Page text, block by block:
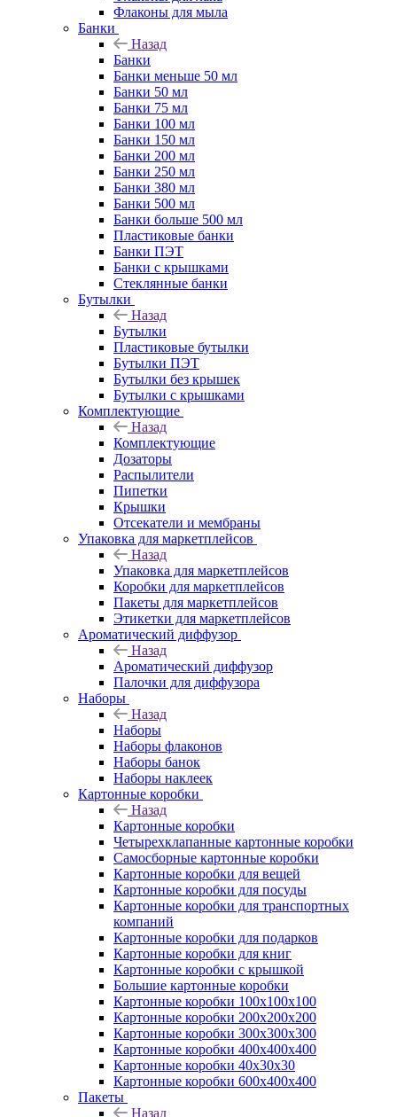
Флаконы для мыла
Банки
Назад
Банки
Банки меньше 50 мл
Банки 50 мл
Банки 75 мл
Банки 100 мл
Банки 150 мл
Банки 200 мл
Банки 250 мл
Банки 380 мл
Банки 500 мл
Банки больше 500 мл
Пластиковые банки
Банки ПЭТ
Банки с крышками
Стеклянные банки
Бутылки
Назад
Бутылки
Пластиковые бутылки
Бутылки ПЭТ
Бутылки без крышек
Бутылки с крышками
Комплектующие
Назад
Комплектующие
Дозаторы
Распылители
Пипетки
Крышки
Отсекатели и мембраны
Упаковка для маркетплейсов
Назад
Упаковка для маркетплейсов
Коробки для маркетплейсов
Пакеты для маркетплейсов
Этикетки для маркетплейсов
Ароматический диффузор
Назад
Ароматический диффузор
Палочки для диффузора
Наборы
Назад
Наборы
Наборы флаконов
Наборы банок
Наборы наклеек
Картонные коробки
Назад
Картонные коробки
Четырехклапанные картонные коробки
Самосборные картонные коробки
Картонные коробки для вещей
Картонные коробки для посуды
Картонные коробки для транспортных
компаний
Картонные коробки для подарков
Картонные коробки для книг
Картонные коробки с крышкой
Большие картонные коробки
Картонные коробки 100x100x100
Картонные коробки 200x200x200
Картонные коробки 300x300x300
Картонные коробки 400x400x400
Картонные коробки 40x30x30
Картонные коробки 600x400x400
Пакеты
Назад